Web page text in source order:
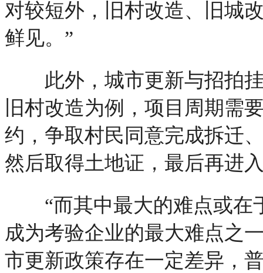
对较短外，旧村改造、旧城
鲜见。”
此外，城市更新与招拍挂
旧村改造为例，项目周期需
约，争取村民同意完成拆迁
然后取得土地证，最后再进
“而其中最大的难点或在
成为考验企业的最大难点之
市更新政策存在一定差异，